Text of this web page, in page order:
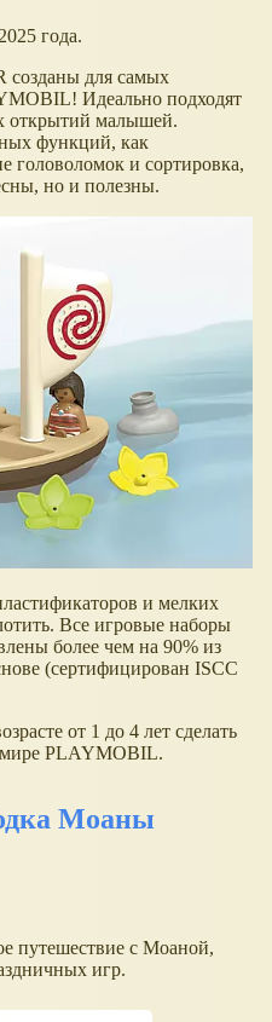
года.
для самых
Идеально подходят
открытий малышей.
функций, как
головоломок и сортировка,
но и полезны.
и мелких
Все игровые наборы
более чем на 90% из
(сертифицирован ISCC
от 1 до 4 лет сделать
PLAYMOBIL.
Моаны
путешествие с Моаной,
игр.